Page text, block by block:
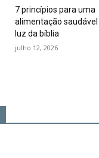
7 princípios para uma
alimentação
luz da bíblia
julho 12, 2026